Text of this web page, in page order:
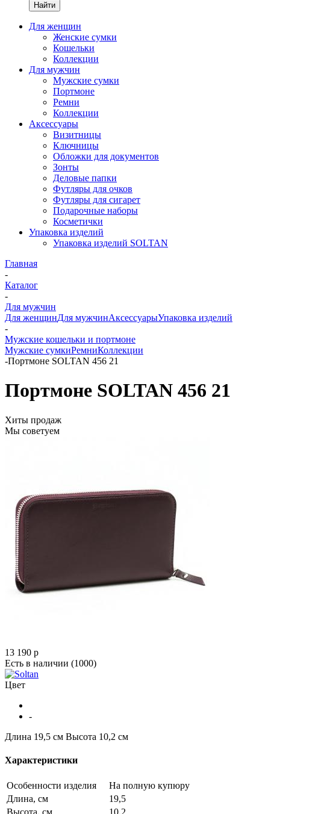
Найти
Для женщин
Женские сумки
Кошельки
Коллекции
Для мужчин
Мужские сумки
Портмоне
Ремни
Коллекции
Аксессуары
Визитницы
Ключницы
Обложки для документов
Зонты
Деловые папки
Футляры для очков
Футляры для сигарет
Подарочные наборы
Косметички
Упаковка изделий
Упаковка изделий SOLTAN
Главная
-
Каталог
-
Для мужчин
Для женщинДля мужчинАксессуарыУпаковка изделий
-
Мужские кошельки и портмоне
Мужские сумкиРемниКоллекции
-Портмоне SOLTAN 456 21
Портмоне SOLTAN 456 21
Хиты продаж
Мы советуем
13 190 p
Есть в наличии (1000)
Цвет
-
Длина 19,5 см Высота 10,2 см
Характеристики
Особенности изделия
На полную купюру
Длина, см
19,5